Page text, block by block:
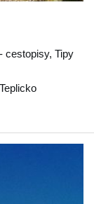
cestopisy, Tipy
Teplicko